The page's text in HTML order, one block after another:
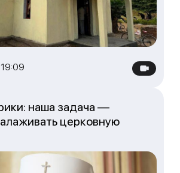
наша задача —
церковную